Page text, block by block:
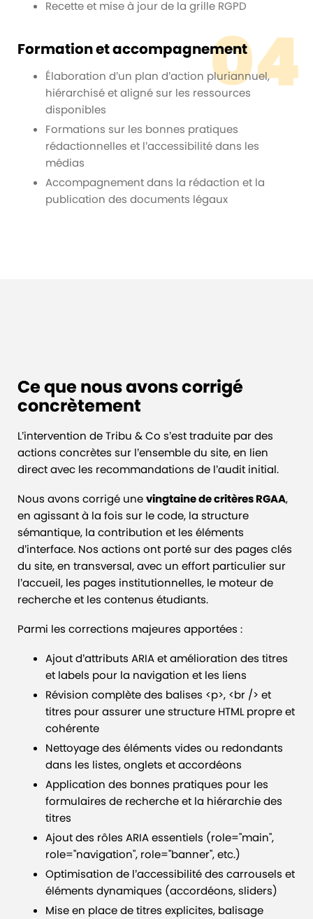
Recette et mise à jour de la grille RGPD
04
Formation et accompagnement
Élaboration d’un plan d’action pluriannuel,
hiérarchisé et aligné sur les ressources
disponibles
Formations sur les bonnes pratiques
rédactionnelles et l’accessibilité dans les
médias
Accompagnement dans la rédaction et la
publication des documents légaux
Ce que nous avons corrigé
concrètement
L’intervention de Tribu & Co s’est traduite par des
actions concrètes sur l’ensemble du site, en lien
direct avec les recommandations de l’audit initial.
Nous avons corrigé unevingtaine de critères RGAA,
en agissant à la fois sur le code, la structure
sémantique, la contribution et les éléments
d’interface. Nos actions ont porté sur des pages clés
du site, en transversal, avec un effort particulier sur
l’accueil, les pages institutionnelles, le moteur de
recherche et les contenus étudiants.
Parmi les corrections majeures apportées :
Ajout d’attributs ARIA et amélioration des titres
et labels pour la navigation et les liens
Révision complète des balises <p>, <br /> et
titres pour assurer une structure HTML propre et
cohérente
Nettoyage des éléments vides ou redondants
dans les listes, onglets et accordéons
Application des bonnes pratiques pour les
formulaires de recherche et la hiérarchie des
titres
Ajout des rôles ARIA essentiels (role="main",
role="navigation", role="banner", etc.)
Optimisation de l’accessibilité des carrousels et
éléments dynamiques (accordéons, sliders)
Mise en place de titres explicites, balisage